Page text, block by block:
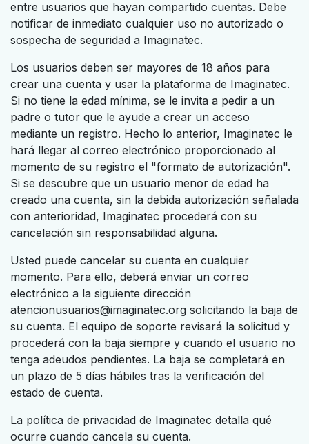
entre usuarios que hayan compartido cuentas. Debe
notificar de inmediato cualquier uso no autorizado o
sospecha de seguridad a Imaginatec.
Los usuarios deben ser mayores de 18 años para
crear una cuenta y usar la plataforma de Imaginatec.
Si no tiene la edad mínima, se le invita a pedir a un
padre o tutor que le ayude a crear un acceso
mediante un registro. Hecho lo anterior, Imaginatec le
hará llegar al correo electrónico proporcionado al
momento de su registro el "formato de autorización".
Si se descubre que un usuario menor de edad ha
creado una cuenta, sin la debida autorización señalada
con anterioridad, Imaginatec procederá con su
cancelación sin responsabilidad alguna.
Usted puede cancelar su cuenta en cualquier
momento. Para ello, deberá enviar un correo
electrónico a la siguiente dirección
atencionusuarios@imaginatec.org solicitando la baja de
su cuenta. El equipo de soporte revisará la solicitud y
procederá con la baja siempre y cuando el usuario no
tenga adeudos pendientes. La baja se completará en
un plazo de 5 días hábiles tras la verificación del
estado de cuenta.
La política de privacidad de Imaginatec detalla qué
ocurre cuando cancela su cuenta.